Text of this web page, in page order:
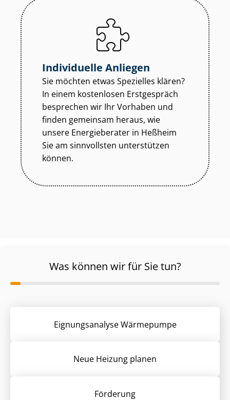
Individuelle Anliegen
Sie möchten etwas Spezielles klären?
In einem kostenlosen Erstgespräch
besprechen wir Ihr Vorhaben und
finden gemeinsam heraus, wie
unsere Energieberater in Heßheim
Sie am sinnvollsten unterstützen
können.
Was können wir für Sie tun?
Eignungsanalyse Wärmepumpe
Neue Heizung planen
Förderung